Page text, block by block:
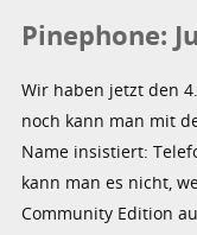
Pinephone:
Wir haben jetzt den
noch kann man mit
Name insistiert:
kann man es nicht,
Community Edition